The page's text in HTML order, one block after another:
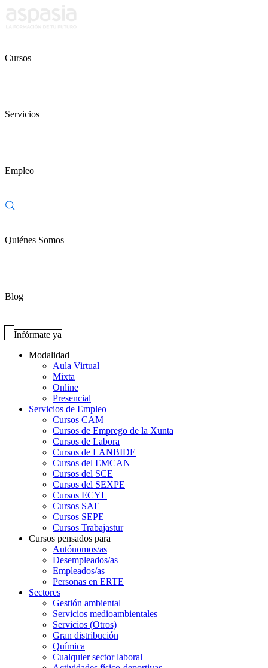
Cursos
Servicios
Empleo
Quiénes Somos
Blog
Infórmate ya
Modalidad
Aula Virtual
Mixta
Online
Presencial
Servicios de Empleo
Cursos CAM
Cursos de Emprego de la Xunta
Cursos de Labora
Cursos de LANBIDE
Cursos del EMCAN
Cursos del SCE
Cursos del SEXPE
Cursos ECYL
Cursos SAE
Cursos SEPE
Cursos Trabajastur
Cursos pensados para
Autónomos/as
Desempleados/as
Empleados/as
Personas en ERTE
Sectores
Gestión ambiental
Servicios medioambientales
Servicios (Otros)
Gran distribución
Química
Cualquier sector laboral